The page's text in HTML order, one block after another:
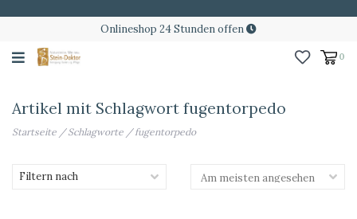
Onlineshop 24 Stunden offen
0
Artikel mit Schlagwort fugentorpedo
Startseite /Schlagworte /fugentorpedo
Filtern nach